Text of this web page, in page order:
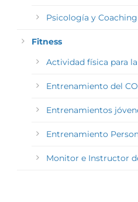
Psicología y
Fitness
Actividad física para
Entrenamiento del
Entrenamientos
Entrenamiento
Monitor e Instructor